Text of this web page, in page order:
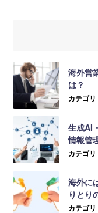
海外営
は？
カテゴ
生成AI
情報管
カテゴ
海外に
りとり
カテゴ